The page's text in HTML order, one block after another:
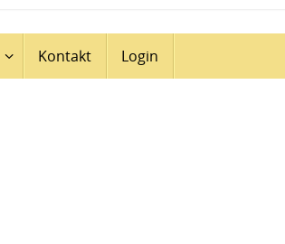
Kontakt Login